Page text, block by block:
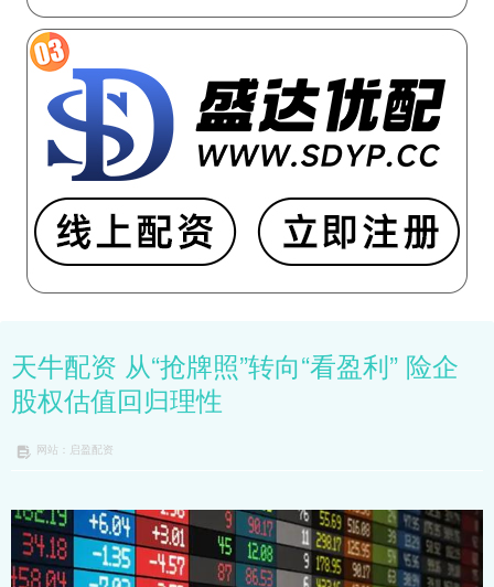
天牛配资 从“抢牌照”转向“看盈利” 险企
股权估值回归理性
网站：启盈配资